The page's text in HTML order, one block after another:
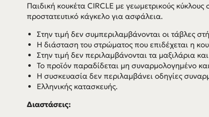
Παιδική κουκέτα CIRCLE με γεωμετρικούς κύκλους
προστατευτικό κάγκελο για ασφάλεια.
Στην τιμή δεν συμπεριλαμβάνονται οι τάβλες
Η διάσταση του στρώματος που επιδέχεται η
Στην τιμή δεν περιλαμβάνονται τα μαξιλάρια
Το προϊόν παραδίδεται μη συναρμολογημένο
Η συσκευασία δεν περιλαμβάνει οδηγίες
Ελληνικής κατασκευής.
Διαστάσεις: